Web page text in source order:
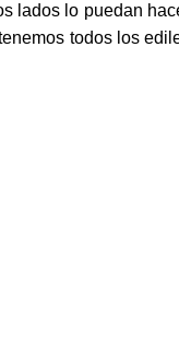
lados lo puedan
todos los